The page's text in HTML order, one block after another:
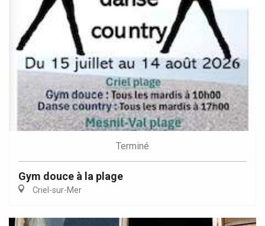
Terminé
Gym douce à la plage
Criel-sur-Mer